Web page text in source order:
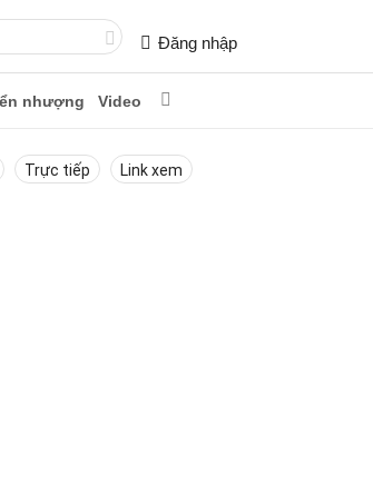
Đăng nhập
nhượng Video
Trực tiếp Link xem